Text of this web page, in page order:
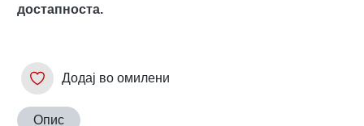
достапноста.
Додај во омилени
Опис